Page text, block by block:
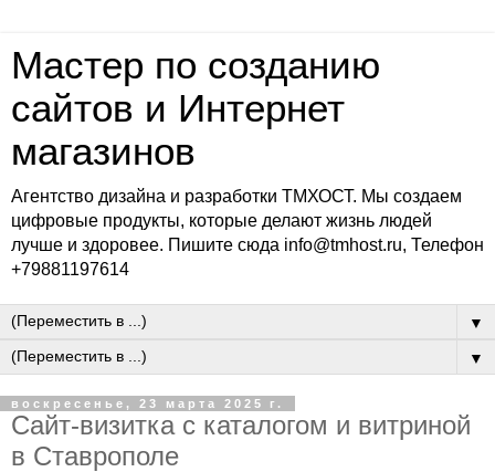
Мастер по созданию
сайтов и Интернет
магазинов
Агентство дизайна и разработки ТМХОСТ. Мы создаем
цифровые продукты, которые делают жизнь людей
лучше и здоровее. Пишите сюда info@tmhost.ru, Телефон
+79881197614
▼
▼
воскресенье, 23 марта 2025 г.
Сайт-визитка с каталогом и витриной
в Ставрополе